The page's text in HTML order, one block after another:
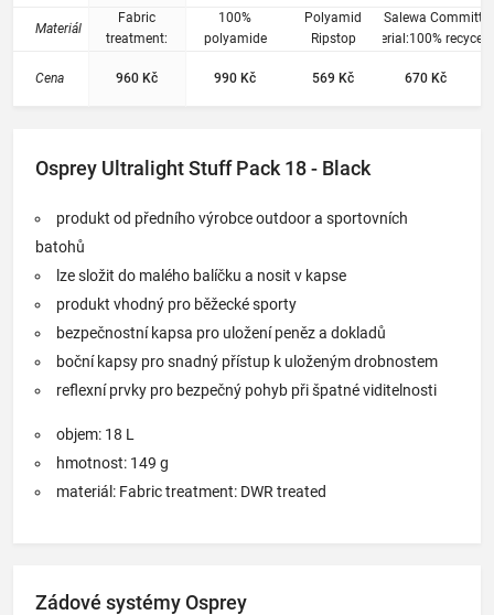
Materiál
Cena
Fabric
treatment:
960 Kč
100%
polyamide
990 Kč
Polyamid
Ripstop
569 Kč
CSR:Salewa
Material:100%
670 Kč
Osprey Ultralight Stuff Pack 18 - Black
produkt od předního výrobce outdoor a sportovních
batohů
lze složit do malého balíčku a nosit v kapse
produkt vhodný pro běžecké sporty
bezpečnostní kapsa pro uložení peněz a dokladů
boční kapsy pro snadný přístup k uloženým drobnostem
reflexní prvky pro bezpečný pohyb při špatné viditelnosti
objem: 18 L
hmotnost: 149 g
materiál: Fabric treatment: DWR treated
Zádové systémy Osprey